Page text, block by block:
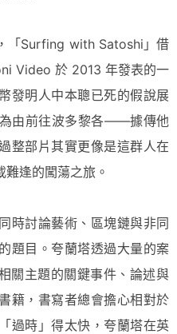
「Surfing with Satoshi」借
Video 於 2013 年發表的一
發明人中本聰已死的假說展
由前往波多黎各——據傳他
整部片其實更像是這群人在
逢的闖蕩之旅。
時討論藝術、區塊鏈與非同
題目。夸蘭塔透過大量的案
關主題的關鍵事件、論述與
籍，書寫者總會擔心相對於
過時」得太快，夸蘭塔在英